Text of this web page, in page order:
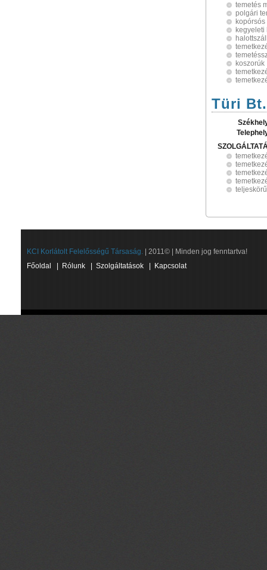
temetés
polgári
kegyeleti
koszorúk
Türi Bt.
KCI Korlátolt Felelősségű Társaság. | 2011© | Minden jog fenntartva!
Főoldal
Rólunk Szolgáltatások Kapcsolat